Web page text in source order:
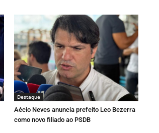
Destaque
Aécio Neves anuncia prefeito Leo Bezerra
como novo filiado ao PSDB